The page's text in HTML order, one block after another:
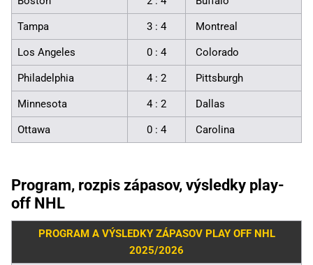
Tampa 3 : 4 Montreal
Los Angeles 0 : 4 Colorado
Philadelphia 4 : 2 Pittsburgh
Minnesota 4 : 2 Dallas
Ottawa 0 : 4 Carolina
Program, rozpis zápasov, výsledky play-
off NHL
PROGRAM A VÝSLEDKY ZÁPASOV PLAY OFF NHL
2025/2026